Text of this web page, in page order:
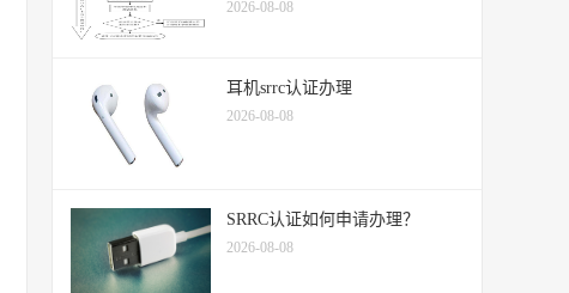
2026-08-08
耳机srrc认证办理
2026-08-08
SRRC认证如何申请办理？
2026-08-08